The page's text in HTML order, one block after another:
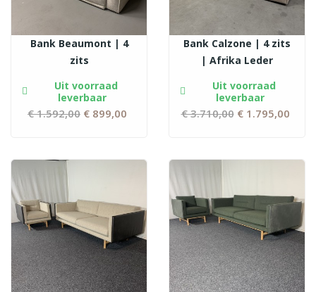
Bank Beaumont | 4
zits
Uit voorraad
leverbaar
Normale
€ 1.592,00 € 899,00
Bank Calzone | 4 zits
| Afrika Leder
Uit voorraad
leverbaar
Normale
€ 3.710,00 € 1.795,00